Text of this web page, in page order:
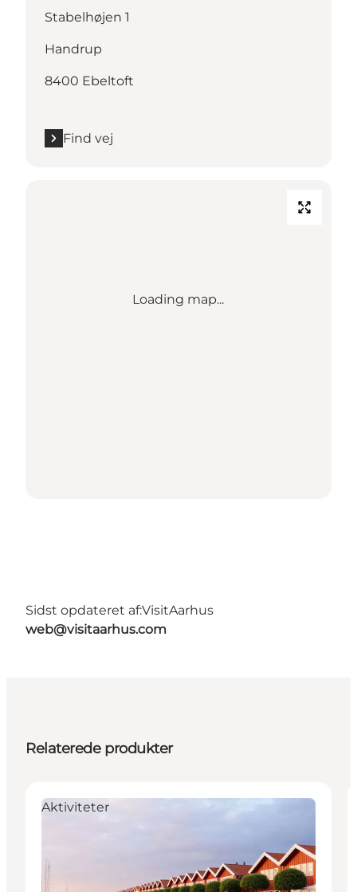
Stabelhøjen 1
Handrup
8400 Ebeltoft
Find vej
Loading map...
Sidst opdateret af:VisitAarhus
web@visitaarhus.com
Relaterede produkter
Aktiviteter